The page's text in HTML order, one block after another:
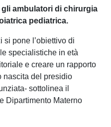
gli ambulatori di chirurgia
pediatrica.
si pone l’obiettivo di
specialistiche in età
e creare un rapporto
nascita del presidio
sottolinea il
Dipartimento Materno